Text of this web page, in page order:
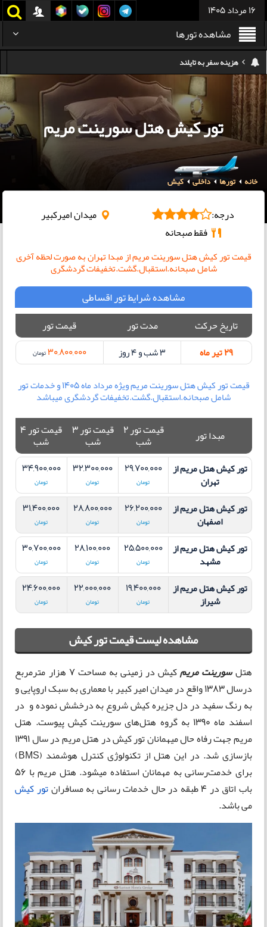
16 مرداد 1405
مشاهده تورها
هزینه سفر به تایلند
کدام هواپیمایی کدام ترمینال مهرآباد؟
استرداد بلیط هواپیما در شرایط جنگی
هزینه تفریحات استانبول ۲۰۲۵
سفر به ارمنستان | دیدنی‌ها و تجربیات جذاب
معرفی بهترین غذاهای محلی و خیابانی دبی
هزینه سفر به گرجستان
تور کیش هتل سورینت مریم
خانه تورها داخلی کیش
درجه:
میدان امیرکبیر
فقط صبحانه
قیمت تور کیش هتل سورینت مریم از مبدا تهران به صورت لحظه آخری
شامل صبحانه.استقبال.گشت.تخفیفات گردشگری
مشاهده شرایط تور اقساطی
تاریخ حرکت مدت تور قیمت تور
29 تیر ماه 3 شب و 4 روز 30,800,000تومان
قیمت تور کیش هتل سورینت مریم ویژه مرداد ماه 1405 و خدمات تور
شامل صبحانه.استقبال.گشت.تخفیفات گردشگری میباشد
مبدا تور قیمت تور 2
شب
قیمت تور 3
شب
قیمت تور 4
شب
تور کیش هتل مریماز
تهران
29,700,000
تومان
32,300,000
تومان
34,900,000
تومان
تور کیش هتل مریماز
اصفهان
26,200,000
تومان
28,800,000
تومان
31,400,000
تومان
تور کیش هتل مریماز
مشهد
25,500,000
تومان
28,100,000
تومان
30,700,000
تومان
تور کیش هتل مریماز
شیراز
19,400,000
تومان
22,000,000
تومان
24,600,000
تومان
مشاهده لیست قیمت تور کیش
هتلسورینت مریم
کیش در زمینی به مساحت ۷ هزار مترمربع
درسال ۱۳۸۳ واقع در میدان امیر کبیر با معماری به سبک اروپایی و
به رنگ سفید در دل جزیره کیش شروع به درخشش نموده و در
اسفند ماه 1390 به گروه هتل‌های سورینت کیش پیوست. هتل
مریم جهت رفاه حال میهمانان تور کیش در هتل مریم در سال 1391
بازسازی شد. در این هتل از تکنولوژی کنترل هوشمند (BMS)
برای خدمت‌رسانی به مهمانان استفاده میشود. هتل مریم با 56
باب اتاق در 4 طبقه در حال خدمات رسانی به مسافران
تور کیش
می باشد.